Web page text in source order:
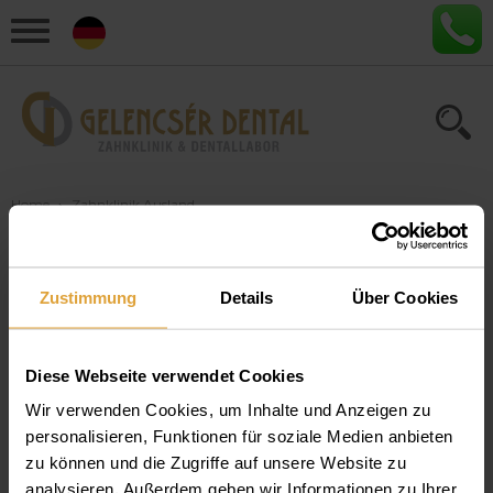
Zustimmung Details Über Cookies
Diese Webseite verwendet Cookies
Wir verwenden Cookies, um Inhalte und Anzeigen zu
personalisieren, Funktionen für soziale Medien anbieten
zu können und die Zugriffe auf unsere Website zu
analysieren. Außerdem geben wir Informationen zu Ihrer
Home › Zahnklinik Ausland
Artikel zum Thema
"Zahnklinik Ausland"
Zahnbehandlungen im Ausland: Das
sollten Sie darüber wissen
Zahn OP Ausland – Welche Pros und Kontras gibt es? Auf
was muss man bei der Behandlung im Ausland achten? Hier